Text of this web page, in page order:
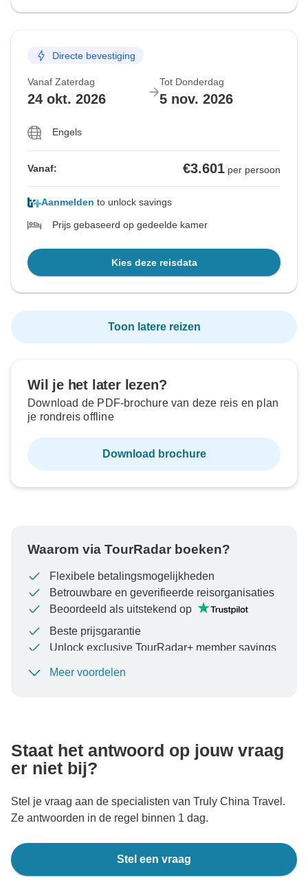
Directe bevestiging
Vanaf Zaterdag
24 okt. 2026
Tot Donderdag
5 nov. 2026
Engels
Vanaf: €3.601 per persoon
Aanmelden to unlock savings
Prijs gebaseerd op gedeelde kamer
Kies deze reisdata
Toon latere reizen
Wil je het later lezen?
Download de PDF-brochure van deze reis en plan
je rondreis offline
Download brochure
Waarom via TourRadar boeken?
Flexibele betalingsmogelijkheden
Betrouwbare en geverifieerde reisorganisaties
Beoordeeld als uitstekend op
Beste prijsgarantie
Unlock exclusive TourRadar+ member savings
Om uw betaling te beschermen en ervoor te zorgen
Meer voordelen
Staat het antwoord op jouw vraag
er niet bij?
Stel je vraag aan de specialisten van Truly China Travel.
Ze antwoorden in de regel binnen 1 dag.
Stel een vraag